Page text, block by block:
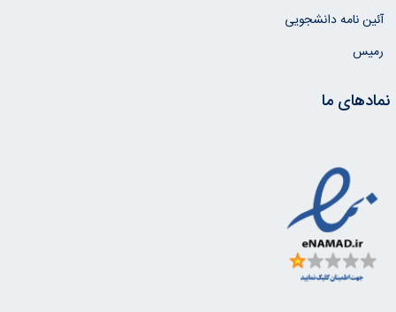
آئین نامه دانشجویی
رمیس
نمادهای ما